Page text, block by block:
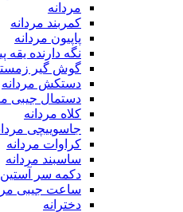
مردانه
کمربند مردانه
پاپیون مردانه
نگه دارنده یقه
گوش گیر
دستکش مردانه
دستمال جیبی
کلاه مردانه
جاسوییچی
کراوات مردانه
ساسبند مردانه
دکمه سر آستین
ساعت جیبی
دخترانه